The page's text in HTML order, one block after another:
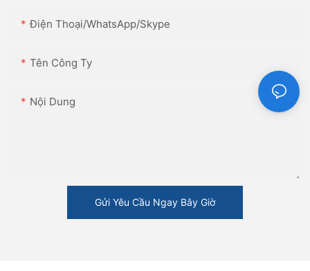
Điện Thoại/WhatsApp/Skype
Tên Công Ty
Nội Dung
Gửi Yêu Cầu Ngay Bây Giờ